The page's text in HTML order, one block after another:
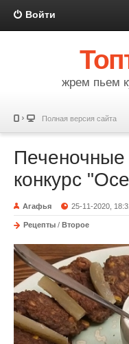
Войти
жрем пьем
Полная версия сайта
конкурс
Агафья 25-11-2020,
Рецепты / Второе